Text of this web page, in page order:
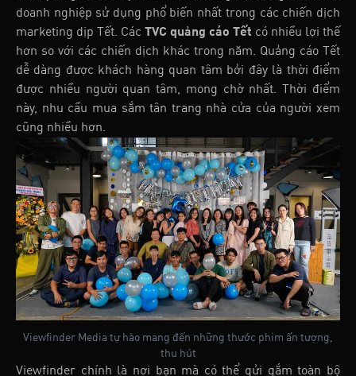
doanh nghiệp sử dụng phổ biến nhất trong các chiến dịch
marketing dịp Tết. Các TVC quảng cáo Tết có nhiều lợi thế
hơn so với các chiến dịch khác trong năm. Quảng cáo Tết
dễ dàng được khách hàng quan tâm bởi đây là thời điểm
được nhiều người quan tâm, mong chờ nhất. Thời điểm
này, nhu cầu mua sắm tân trang nhà cửa của người xem
cũng nhiều hơn.
Viewfinder Media tự hào mang đến những thước phim ấn tượng,
thu hút
Viewfinder chính là nơi bạn mà có thể gửi gắm toàn bộ